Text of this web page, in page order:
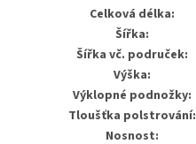
Celková délka:
Šířka:
Šířka vč. područek:
Výška:
Výklopné podnožky:
Tloušťka polstrování:
Nosnost: